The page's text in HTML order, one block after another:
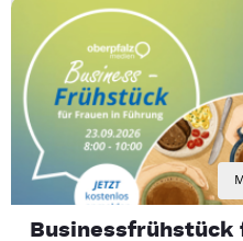
Businessfrühstück